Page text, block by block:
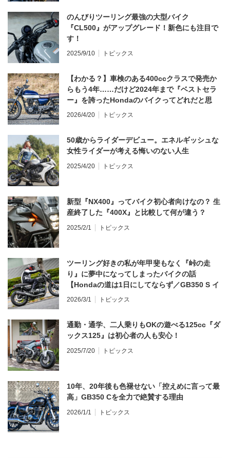
のんびりツーリング最強の大型バイク
『CL500』がアップグレード！新色にも注目で
す！
2025/9/10 トピックス
【わかる？】車検のある400ccクラスで発売か
らもう4年……だけど2024年まで『ベストセラ
ー』を誇ったHondaのバイクってどれだと思
う？
2026/4/20 トピックス
50歳からライダーデビュー。エネルギッシュな
女性ライダーが考える悔いのない人生
2025/4/20 トピックス
新型『NX400』ってバイク初心者向けなの？ 生
産終了した『400X』と比較して何が違う？
2025/2/1 トピックス
ツーリング好きの私が年甲斐もなく『峠の走
り』に夢中になってしまったバイクの話
【Hondaの道は1日にしてならず／GB350 S イ
ンプレ・レビュー 前編】
2026/3/1 トピックス
通勤・通学、二人乗りもOKの遊べる125cc『ダ
ックス125』は初心者の人も安心！
2025/7/20 トピックス
10年、20年後も色褪せない「控えめに言って最
高」GB350 Cを全力で絶賛する理由
2026/1/1 トピックス